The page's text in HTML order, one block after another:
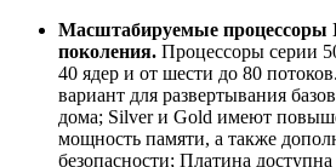
Масштабируемые процессоры
поколения. Процессоры серии
40 ядер и от шести до 80
вариант для развертывания
дома; Silver и Gold имеют
мощность памяти, а также
безопасности; Платина